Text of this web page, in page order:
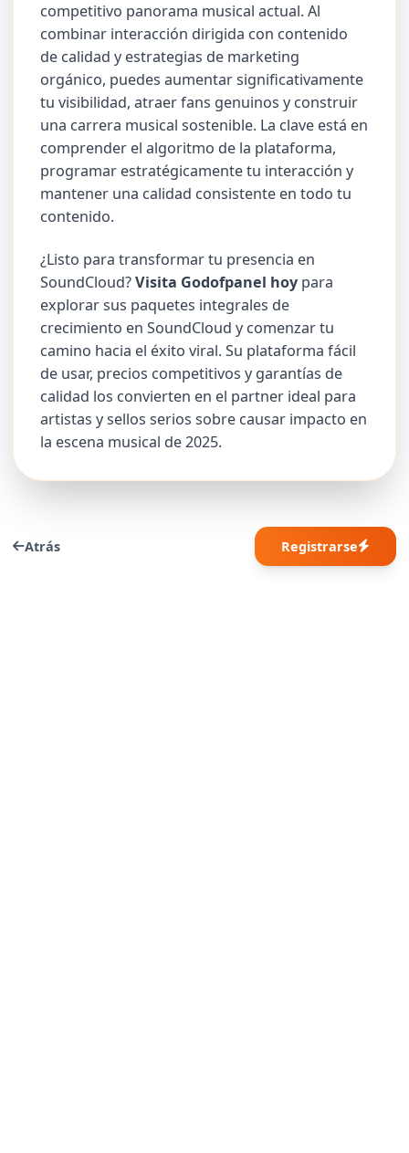
competitivo panorama musical actual. Al
combinar interacción dirigida con contenido
de calidad y estrategias de marketing
orgánico, puedes aumentar significativamente
tu visibilidad, atraer fans genuinos y construir
una carrera musical sostenible. La clave está en
comprender el algoritmo de la plataforma,
programar estratégicamente tu interacción y
mantener una calidad consistente en todo tu
contenido.
¿Listo para transformar tu presencia en
SoundCloud?Visita Godofpanel hoy para
explorar sus paquetes integrales de
crecimiento en SoundCloud y comenzar tu
camino hacia el éxito viral. Su plataforma fácil
de usar, precios competitivos y garantías de
calidad los convierten en el partner ideal para
artistas y sellos serios sobre causar impacto en
la escena musical de 2025.
Atrás Registrarse